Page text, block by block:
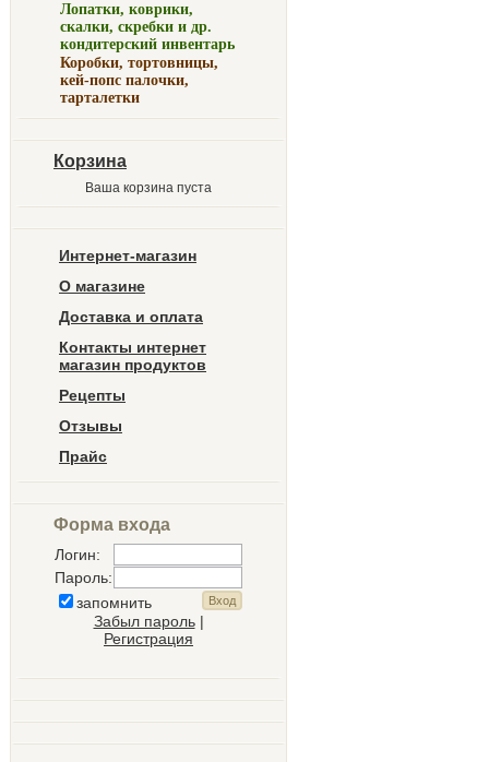
Лопатки, коврики,
скалки, скребки и др.
кондитерский инвентарь
Коробки, тортовницы,
кей-попс палочки,
тарталетки
Корзина
Ваша корзина пуста
Интернет-магазин
О магазине
Доставка и оплата
Контакты интернет
магазин продуктов
Рецепты
Отзывы
Прайс
Форма входа
Логин:
Пароль:
запомнить
Забыл пароль|
Регистрация